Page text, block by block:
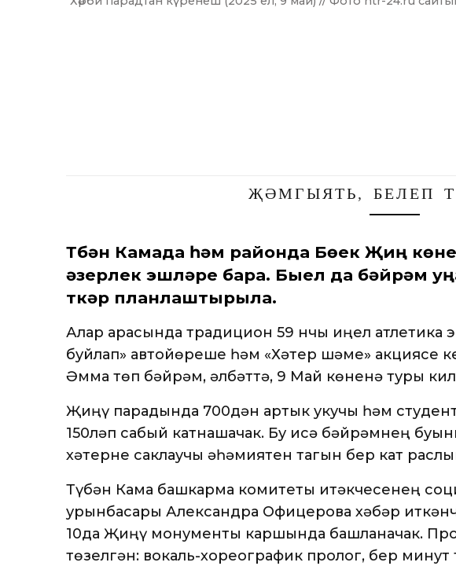
ҖӘМГЫЯТЬ, БЕЛЕП
Түбән Камада һәм районда Бөек Җиңү
әзерлек эшләре бара. Быел да бәйрәм
үткәрү планлаштырыла.
Алар арасында традицион 59 нчы җиңел атлетика
буйлап» автойөреше һәм «Хәтер шәме» акциясе
Әмма төп бәйрәм, әлбәттә, 9 Май көненә туры
Җиңү парадында 700дән артык укучы һәм
150ләп сабый катнашачак. Бу исә бәйрәмнең
хәтерне саклаучы әһәмиятен тагын бер кат
Түбән Кама башкарма комитеты җитәкчесенең
урынбасары Александра Офицерова хәбәр
10да Җиңү монументы каршында башланачак.
төзелгән: вокаль-хореографик пролог, бер